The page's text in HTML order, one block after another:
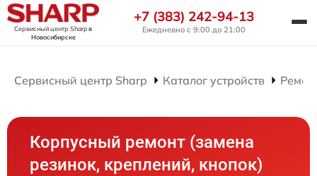
Сервисный центр Sharpв
Новосибирске
+7 (383) 242-94-13
Ежедневно с 9:00 до 21:00
Сервисный центр Sharp Каталог устройств
Корпусный ремонт (замена
резинок, креплений, кнопок)